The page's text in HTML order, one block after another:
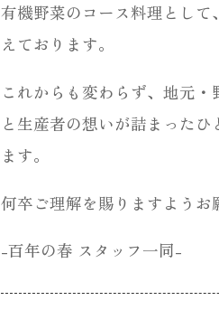
有機野菜のコース料理とし
えております。
これからも変わらず、地元
と生産者の想いが詰まった
ます。
何卒ご理解を賜りますようお
-百年の春 スタッフ一同-